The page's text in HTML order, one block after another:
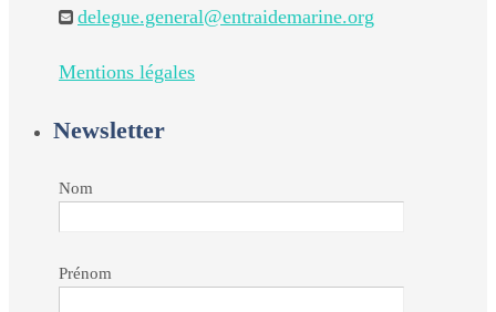
delegue.general@entraidemarine.org
Mentions légales
Newsletter
Nom
Prénom